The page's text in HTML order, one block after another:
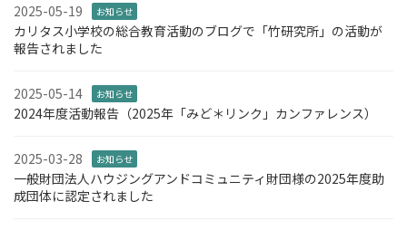
2025-05-19 お知らせ
カリタス小学校の総合教育活動のブログで「竹研究所」の活動が
報告されました
2025-05-14 お知らせ
2024年度活動報告（2025年「みど＊リンク」カンファレンス）
2025-03-28 お知らせ
一般財団法人ハウジングアンドコミュニティ財団様の2025年度助
成団体に認定されました